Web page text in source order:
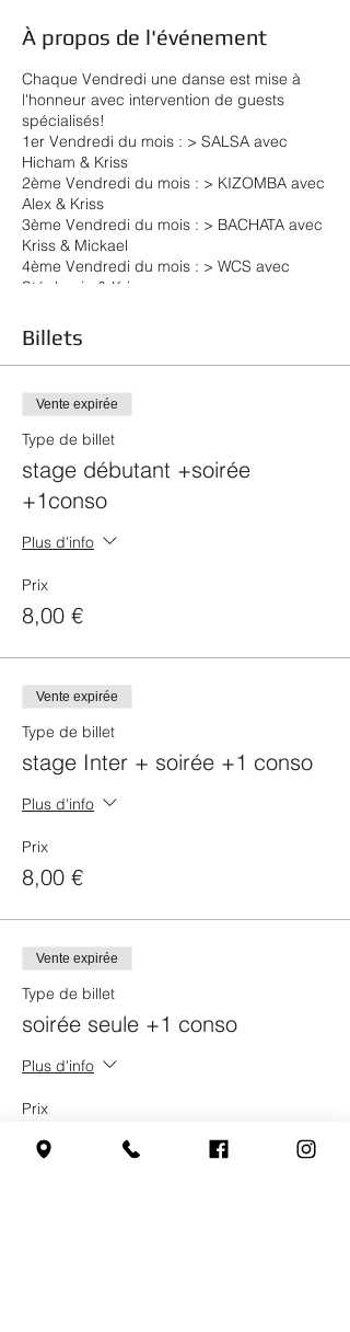
À propos de l'événement
Chaque Vendredi une danse est mise à
l'honneur avec intervention de guests
spécialisés!
1er Vendredi du mois : > SALSA avec
Hicham & Kriss
2ème Vendredi du mois : > KIZOMBA avec
Alex & Kriss
3ème Vendredi du mois : > BACHATA avec
Kriss & Mickael
4ème Vendredi du mois : > WCS avec
Stéphanie & Kriss
spéciale avec un stage tous niveaux avec
Kriss
**** Au programme : ****
21h00 22h00 : > Stage inter - Salle 1 >
Stage découverte - Salle 2
22h00 02h00 : Soirée Salsa Bachata &
> 1 salle dédié aux autres danses (env.
50/50)
Salsa 1 Salle Bachata
Soirée seule + 1 conso : 5 €
Soirée seule + 1 conso : 5 €
Billets
Vente expirée
Type de billet
stage débutant +soirée
+1conso
Plus d'info
Prix
8,00 €
Vente expirée
Type de billet
stage Inter + soirée +1 conso
Plus d'info
Prix
8,00 €
Vente expirée
Type de billet
soirée seule +1 conso
Plus d'info
Prix
5,00 €